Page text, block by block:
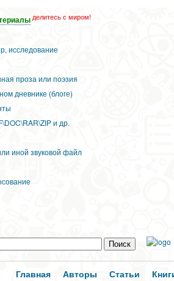
делитесь с миром!
исследование
проза или поэзия
дневнике (блоге)
и др.
иной звуковой файл
Главная Авторы Статьи